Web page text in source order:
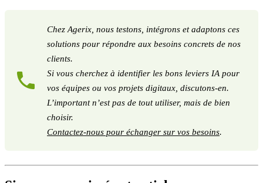
Chez Agerix, nous testons, intégrons et adaptons ces
solutions pour répondre aux besoins concrets de nos
clients.
Si vous cherchez à identifier les bons leviers IA pour
vos équipes ou vos projets digitaux, discutons-en.
L’important n’est pas de tout utiliser, mais de bien
choisir.
Contactez-nous pour échanger sur vos besoins.